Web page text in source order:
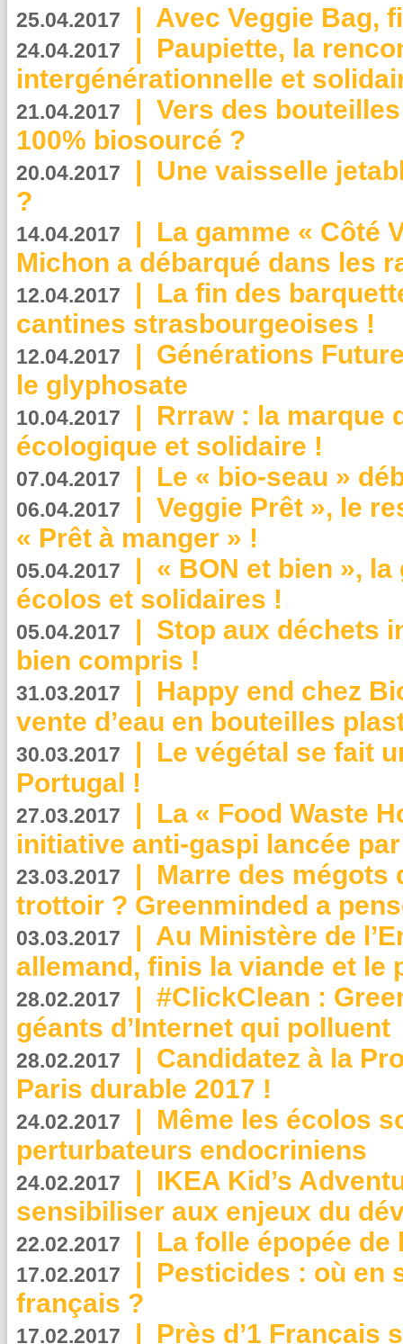
25.04.2017 | Avec Veggie Bag,
24.04.2017 | Paupiette, la
intergénérationnelle et
21.04.2017 | Vers des
100% biosourcé ?
20.04.2017 | Une vaisselle
?
14.04.2017 | La gamme « Côté
Michon a débarqué dans les
12.04.2017 | La fin des
cantines strasbourgeoises !
12.04.2017 | Générations
le glyphosate
10.04.2017 | Rrraw : la marque
écologique et solidaire !
07.04.2017 | Le « bio-seau »
06.04.2017 | Veggie Prêt », le
« Prêt à manger » !
05.04.2017 | « BON et bien »,
écolos et solidaires !
05.04.2017 | Stop aux déchets
bien compris !
31.03.2017 | Happy end chez
vente d’eau en bouteilles
30.03.2017 | Le végétal se fait
Portugal !
27.03.2017 | La « Food Waste
initiative anti-gaspi lancée
23.03.2017 | Marre des mégots
trottoir ? Greenminded a
03.03.2017 | Au Ministère de
allemand, finis la viande et le
28.02.2017 | #ClickClean :
géants d’Internet qui polluent
28.02.2017 | Candidatez à la
Paris durable 2017 !
24.02.2017 | Même les écolos
perturbateurs endocriniens
24.02.2017 | IKEA Kid’s
sensibiliser aux enjeux du
22.02.2017 | La folle épopée de
17.02.2017 | Pesticides : où en
français ?
17.02.2017 | Près d’1 Français